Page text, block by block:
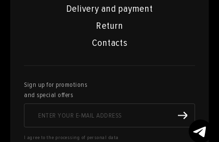
Delivery and payment
Return
Contacts
Sign up for promotions
and special offers
I agree to the processing of personal data